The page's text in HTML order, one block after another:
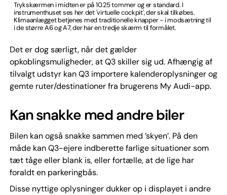
Trykskærmen i midten er på 10.25 tommer og er standard. I
instrumenthuset ses her det 'virtuelle cockpit', der skal tilkøbes.
Klimaanlægget betjenes med traditionelle knapper - i modsætning til
i de større A6 og A7, der har en tredje skærm til formålet.
Det er dog særligt, når det gælder
opkoblingsmuligheder, at Q3 skiller sig ud. Afhængig af
tilvalgt udstyr kan Q3 importere kalenderoplysninger og
gemte ruter/destinationer fra brugerens My Audi-app.
Kan snakke med andre biler
Bilen kan også snakke sammen med ’skyen’. På den
måde kan Q3-ejere indberette farlige situationer som
tæt tåge eller blank is, eller fortælle, at de lige har
foraldt en parkeringbås.
Disse nyttige oplysninger dukker op i displayet i andre